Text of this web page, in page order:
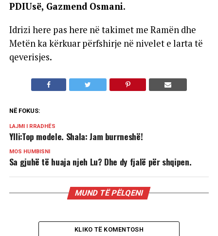
PDIU­së, Gazmend Osmani.
Idrizi here pas here në takimet me Ramën dhe
Metën ka kërkuar përfshirje në nivelet e larta të
qeverisjes.
NË FOKUS:
LAJMI I RRADHËS
Ylli:Top modele. Shala: Jam burrneshë!
MOS HUMBISNI
Sa gjuhë të huaja njeh Lu? Dhe dy fjalë për shqipen.
MUND TË PËLQENI
KLIKO TË KOMENTOSH